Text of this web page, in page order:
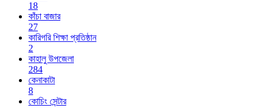
18
কাঁচা বাজার
27
কারিগরি শিক্ষা প্রতিষ্ঠান
2
কাহালু উপজেলা
284
কেনাকাটা
8
কোচিং সেন্টার